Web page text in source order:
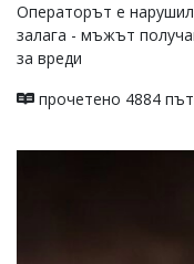
Операторът е нарушил
залага - мъжът
за вреди
прочетено 4884